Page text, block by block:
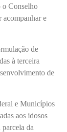
o Conselho
acompanhar e
de
à terceira
de
e Municípios
aos idosos
parcela da